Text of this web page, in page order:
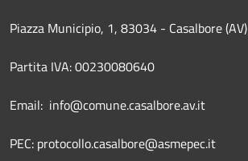
Piazza Municipio, 1, 83034 - Casalbore (AV)
Partita IVA: 00230080640
Email: info@comune.casalbore.av.it
PEC: protocollo.casalbore@asmepec.it